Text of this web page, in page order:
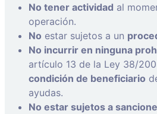
No tener actividad al
operación.
No estar sujetos a un
No incurrir en ninguna
artículo 13 de la Ley 38/
condición de beneficiario
ayudas.
No estar sujetos a